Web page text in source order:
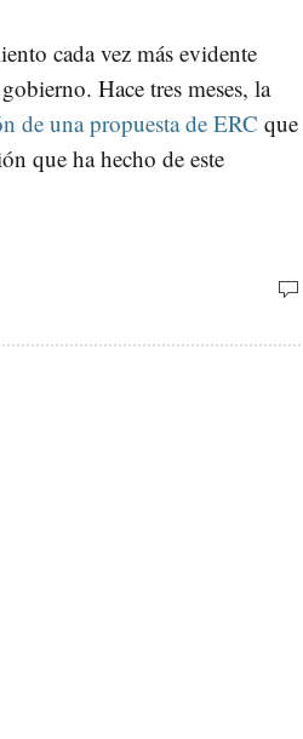
cada vez más evidente
Hace tres meses, la
de una propuesta de ERC que
que ha hecho de este